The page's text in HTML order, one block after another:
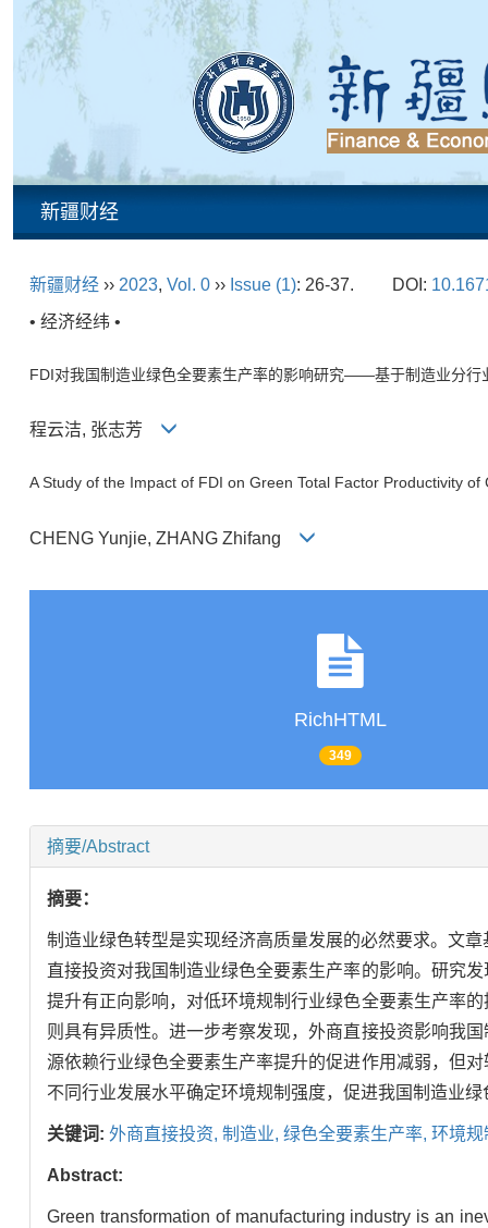
新疆财经
新疆财经 ›› 2023, Vol. 0 ›› Issue (1): 26-37. DOI:
• 经济经纬 •
FDI对我国制造业绿色全要素生产率的影响研究——基于制造业分行
程云洁, 张志芳
A Study of the Impact of FDI on Green Total Factor Productivity
CHENG Yunjie, ZHANG Zhifang
RichHTML
349
摘要/Abstract
摘要：
制造业绿色转型是实现经济高质量发展的必然要求。文
直接投资对我国制造业绿色全要素生产率的影响。研究
提升有正向影响，对低环境规制行业绿色全要素生产率
则具有异质性。进一步考察发现，外商直接投资影响我
源依赖行业绿色全要素生产率提升的促进作用减弱，但
不同行业发展水平确定环境规制强度，促进我国制造业
关键词: 外商直接投资, 制造业, 绿色全要素生产率, 环境
Abstract:
Green transformation of manufacturing industry is an